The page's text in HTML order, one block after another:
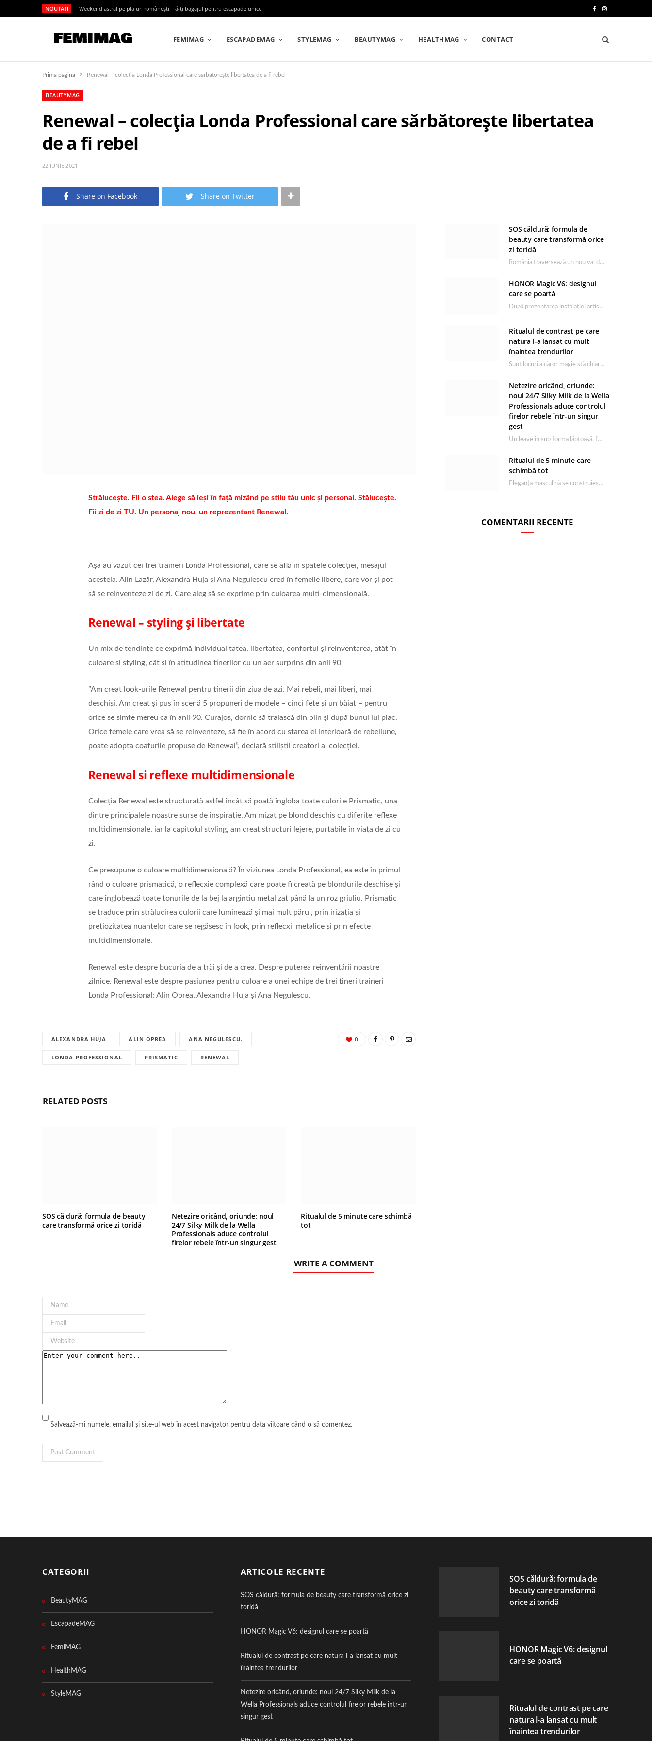
NOUTATI Weekend astral pe plaiuri românești. Fă-ți bagajul pentru escapade unice!
e
I
s
t
FEMIMAG ESCAPADEMAG STYLEMAG BEAUTYMAG HEALTHMAG CONTACT
Prima pagină » Renewal – colecția Londa Professional care sărbătorește libertatea de a fi rebel
BEAUTYMAG
Renewal – colecția Londa Professional care sărbătorește libertatea
de a fi rebel
22 IUNIE 2021
Share on Facebook Share on Twitter
Strălucește. Fii o stea. Alege să ieși în față mizând pe stilu tău unic și personal. Stălucește.
Fii zi de zi TU. Un personaj nou, un reprezentant Renewal.
Așa au văzut cei trei traineri Londa Professional, care se află în spatele colecției, mesajul
acesteia. Alin Lazăr, Alexandra Huja și Ana Negulescu cred în femeile libere, care vor și pot
să se reinventeze zi de zi. Care aleg să se exprime prin culoarea multi-dimensională.
Renewal – styling și libertate
Un mix de tendințe ce exprimă individualitatea, libertatea, confortul și reinventarea, atât în
culoare și styling, cât și în atitudinea tinerilor cu un aer surprins din anii 90.
”Am creat look-urile Renewal pentru tinerii din ziua de azi. Mai rebeli, mai liberi, mai
deschiși. Am creat și pus în scenă 5 propuneri de modele – cinci fete și un băiat – pentru
orice se simte mereu ca în anii 90. Curajos, dornic să traiască din plin și după bunul lui plac.
Orice femeie care vrea să se reinventeze, să fie în acord cu starea ei interioară de rebeliune,
poate adopta coafurile propuse de Renewal”, declară stiliștii creatori ai colecției.
Renewal si reflexe multidimensionale
Colecția Renewal este structurată astfel încât să poată îngloba toate culorile Prismatic, una
dintre principalele noastre surse de inspirație. Am mizat pe blond deschis cu diferite reflexe
multidimensionale, iar la capitolul styling, am creat structuri lejere, purtabile în viața de zi cu
zi.
Ce presupune o culoare multidimensională? În viziunea Londa Professional, ea este în primul
rând o culoare prismatică, o reflecxie complexă care poate fi creată pe blondurile deschise și
care înglobează toate tonurile de la bej la argintiu metalizat până la un roz griuliu. Prismatic
se traduce prin strălucirea culorii care luminează și mai mult părul, prin irizația și
prețiozitatea nuanțelor care se regăsesc în look, prin reflecxii metalice și prin efecte
multidimensionale.
Renewal este despre bucuria de a trăi și de a crea. Despre puterea reinventării noastre
zilnice. Renewal este despre pasiunea pentru culoare a unei echipe de trei tineri traineri
Londa Professional: Alin Oprea, Alexandra Huja și Ana Negulescu.
ALEXANDRA HUJA ALIN OPREA ANA NEGULESCU.
LONDA PROFESSIONAL PRISMATIC RENEWAL
0
RELATED POSTS
SOS căldură: formula de beauty
care transformă orice zi toridă
Netezire oricând, oriunde: noul
24/7 Silky Milk de la Wella
Professionals aduce controlul
firelor rebele într-un singur gest
Ritualul de 5 minute care schimbă
tot
WRITE A COMMENT
Salvează-mi numele, emailul și site-ul web în acest navigator pentru data viitoare când o să comentez.
SOS căldură: formula de
beauty care transformă orice
zi toridă
România traversează un nou val de căldură, iar rutina de îngrijire capătă un rol esențial…
HONOR Magic V6: designul
care se poartă
După prezentarea instalației artistice semnată de Catrinel Săbăciag în cadrul evenimentului de lansare HONOR Magic…
Ritualul de contrast pe care
natura l-a lansat cu mult
înaintea trendurilor
Sunt locuri a căror magie stă chiar în firea lor naturală, iar Lacul Ursu din…
Netezire oricând, oriunde:
noul 24/7 Silky Milk de la Wella
Professionals aduce controlul
firelor rebele într-un singur
gest
Un leave in sub forma lăptoasă, fără clătire care completează rutina Ultimate Smooth și transformă…
Ritualul de 5 minute care
schimbă tot
Eleganța masculină se construiește dimineața, în câteva minute și cu produsele potrivite. O rutină de…
COMENTARII RECENTE
CATEGORII
BeautyMAG
EscapadeMAG
FemiMAG
HealthMAG
StyleMAG
ARTICOLE RECENTE
SOS căldură: formula de beauty care transformă orice zi
toridă
HONOR Magic V6: designul care se poartă
Ritualul de contrast pe care natura l-a lansat cu mult
înaintea trendurilor
Netezire oricând, oriunde: noul 24/7 Silky Milk de la
Wella Professionals aduce controlul firelor rebele într-un
singur gest
SOS căldură: formula de
beauty care transformă
orice zi toridă
HONOR Magic V6: designul
care se poartă
Ritualul de contrast pe care
natura l-a lansat cu mult
înaintea trendurilor